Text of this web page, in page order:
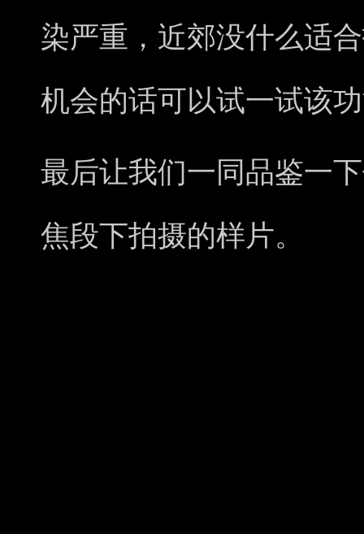
染严重，近郊没什么适
机会的话可以试一试该
最后让我们一同品鉴一
焦段下拍摄的样片。